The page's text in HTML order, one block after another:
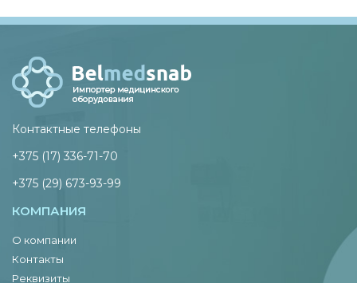
Контактные телефоны
+375 (17) 336-71-70
+375 (29) 673-93-99
КОМПАНИЯ
О компании
Контакты
Реквизиты